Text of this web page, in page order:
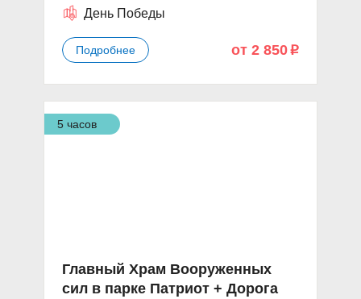
День Победы
Подробнее от 2 850 p
5 часов
Главный Храм Вооруженных
сил в парке Патриот + Дорога